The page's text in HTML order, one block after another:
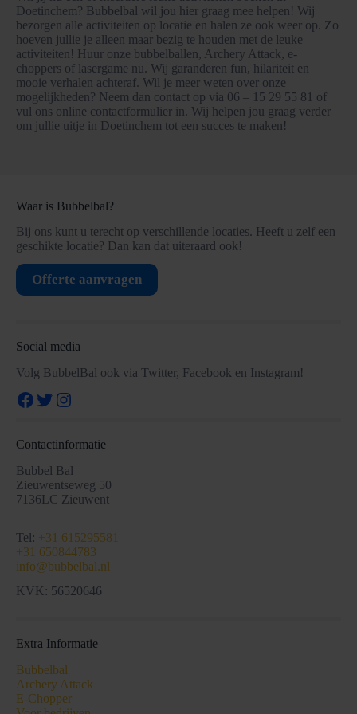
Doetinchem? Bubbelbal wil jou hier graag mee helpen! Wij
bezorgen alle activiteiten op locatie en halen ze ook weer op. Zo
hoeven jullie je alleen maar bezig te houden met de leuke
activiteiten! Huur onze bubbelballen, Archery Attack, e-
choppers of lasergame nu. Wij garanderen fun, hilariteit en
mooie verhalen achteraf. Wil je meer weten over onze
mogelijkheden? Neem dan contact op via 06 – 15 29 55 81 of
vul ons online contactformulier in. Wij helpen jou graag verder
om jullie uitje in Doetinchem tot een succes te maken!
Waar is Bubbelbal?
Bij ons kunt u terecht op verschillende locaties. Heeft u zelf een
geschikte locatie? Dan kan dat uiteraard ook!
Offerte aanvragen
Social media
Volg BubbelBal ook via Twitter, Facebook en Instagram!
Facebook
Twitter
Instagram
Contactinformatie
Bubbel Bal
Zieuwentseweg 50
7136LC Zieuwent
Tel: +31 615295581
+31 650844783
info@bubbelbal.nl
KVK: 56520646
Extra Informatie
Bubbelbal
Archery Attack
E-Chopper